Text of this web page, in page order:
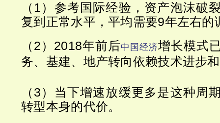
（1）参考国际经验，资产泡沫破
复到正常水平，平均需要9年左右的
（2）2018年前后中国经济增长模式
务、基建、地产转向依赖技术进步
（3）当下增速放缓更多是这种周
转型本身的代价。